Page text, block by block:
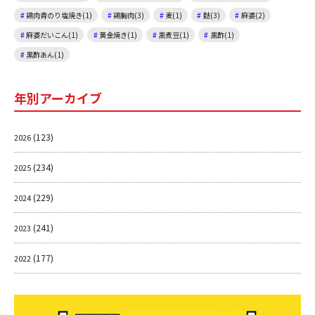
鶏肉青のり塩焼き(1)
鶏胸肉(3) 麦(1) 麩(3)
麻婆(2)
麻婆だいこん(1)
黄金焼き(1) 黒煮豆(1)
黒酢(1)
黒酢あん(1)
年別アーカイブ
2026(123)
2025(234)
2024(229)
2023 (241)
2022 (177)